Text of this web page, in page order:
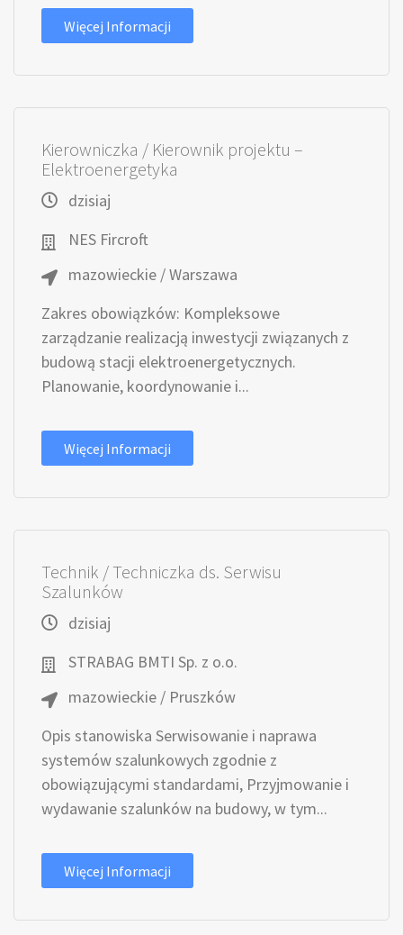
Więcej Informacji
Kierowniczka / Kierownik projektu –
Elektroenergetyka
dzisiaj
NES Fircroft
mazowieckie / Warszawa
Zakres obowiązków: Kompleksowe
zarządzanie realizacją inwestycji związanych z
budową stacji elektroenergetycznych.
Planowanie, koordynowanie i...
Więcej Informacji
Technik / Techniczka ds. Serwisu
Szalunków
dzisiaj
STRABAG BMTI Sp. z o.o.
mazowieckie / Pruszków
Opis stanowiska Serwisowanie i naprawa
systemów szalunkowych zgodnie z
obowiązującymi standardami, Przyjmowanie i
wydawanie szalunków na budowy, w tym...
Więcej Informacji